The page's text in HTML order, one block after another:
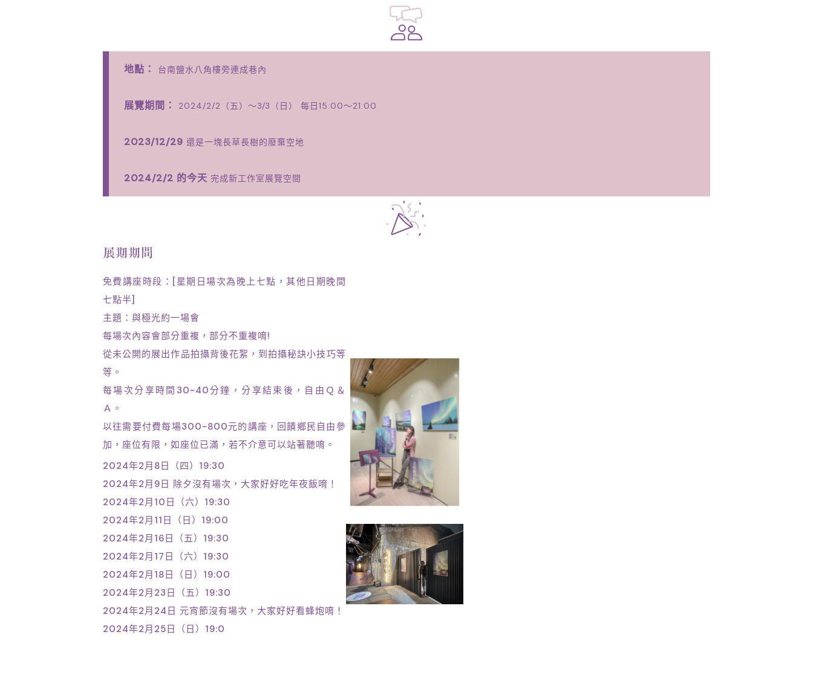
地點： 台南鹽水八角樓旁連成巷內
展覽期間： 2024/2/2（五）～3/3（日） 每日15:00～21:00
2023/12/29 還是一塊長草長樹的廢棄空地
2024/2/2 的今天 完成新工作室展覽空間
展期期間
免費講座時段：[星期日場次為晚上七點，其他日期晚間
七點半]
主題：與極光約一場會
每場次內容會部分重複，部分不重複唷!
從未公開的展出作品拍攝背後花絮，到拍攝秘訣小技巧等
等。
每場次分享時間30~40分鐘，分享結束後，自由Ｑ＆
Ａ。
以往需要付費每場300~800元的講座，回饋鄉民自由參
加，座位有限，如座位已滿，若不介意可以站著聽唷。
2024年2月8日（四）19:30
2024年2月9日 除夕沒有場次，大家好好吃年夜飯唷！
2024年2月10日（六）19:30
2024年2月11日（日）19:00
2024年2月16日（五）19:30
2024年2月17日（六）19:30
2024年2月18日（日）19:00
2024年2月23日（五）19:30
2024年2月24日 元宵節沒有場次，大家好好看蜂炮唷！
2024年2月25日（日）19:0